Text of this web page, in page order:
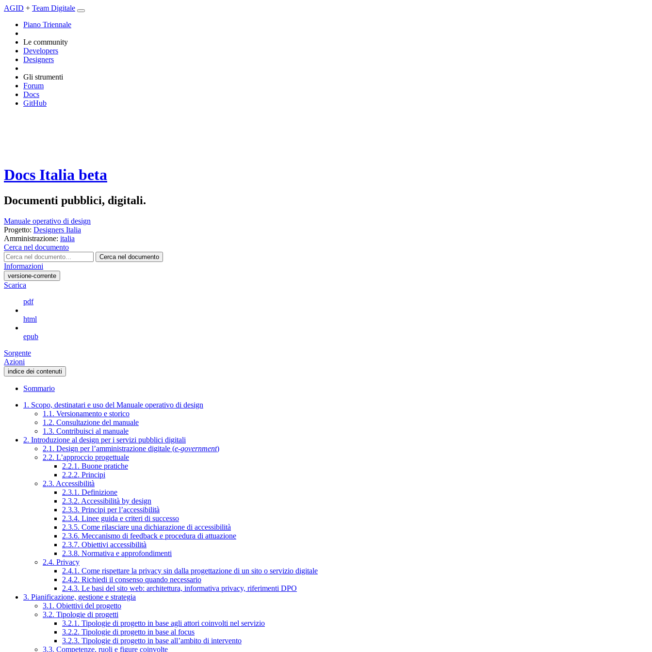
AGID + Team Digitale
Piano Triennale
Le community
Developers
Designers
Gli strumenti
Forum
Docs
GitHub
Docs Italia beta
Documenti pubblici, digitali.
Manuale operativo di design
Progetto: Designers Italia
Amministrazione: italia
Cerca nel documento
Cerca nel documento
Informazioni
versione-corrente
Scarica
pdf
html
epub
Sorgente
Azioni
indice dei contenuti
Sommario
1. Scopo, destinatari e uso del Manuale operativo di design
1.1. Versionamento e storico
1.2. Consultazione del manuale
1.3. Contribuisci al manuale
2. Introduzione al design per i servizi pubblici digitali
2.1. Design per l’amministrazione digitale (e-government)
2.2. L’approccio progettuale
2.2.1. Buone pratiche
2.2.2. Principi
2.3. Accessibilità
2.3.1. Definizione
2.3.2. Accessibilità by design
2.3.3. Principi per l’accessibilità
2.3.4. Linee guida e criteri di successo
2.3.5. Come rilasciare una dichiarazione di accessibilità
2.3.6. Meccanismo di feedback e procedura di attuazione
2.3.7. Obiettivi accessibilità
2.3.8. Normativa e approfondimenti
2.4. Privacy
2.4.1. Come rispettare la privacy sin dalla progettazione di un sito o servizio digitale
2.4.2. Richiedi il consenso quando necessario
2.4.3. Le basi del sito web: architettura, informativa privacy, riferimenti DPO
3. Pianificazione, gestione e strategia
3.1. Obiettivi del progetto
3.2. Tipologie di progetti
3.2.1. Tipologie di progetto in base agli attori coinvolti nel servizio
3.2.2. Tipologie di progetto in base al focus
3.2.3. Tipologie di progetto in base all’ambito di intervento
3.3. Competenze, ruoli e figure coinvolte